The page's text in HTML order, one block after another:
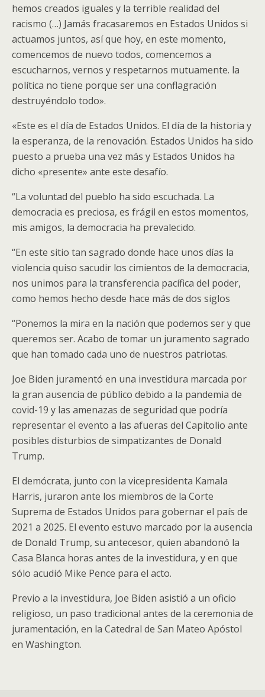
hemos creados iguales y la terrible realidad del
racismo (…) Jamás fracasaremos en Estados Unidos si
actuamos juntos, así que hoy, en este momento,
comencemos de nuevo todos, comencemos a
escucharnos, vernos y respetarnos mutuamente. la
política no tiene porque ser una conflagración
destruyéndolo todo».
«Este es el día de Estados Unidos. El día de la historia y
la esperanza, de la renovación. Estados Unidos ha sido
puesto a prueba una vez más y Estados Unidos ha
dicho «presente» ante este desafío.
“La voluntad del pueblo ha sido escuchada. La
democracia es preciosa, es frágil en estos momentos,
mis amigos, la democracia ha prevalecido.
“En este sitio tan sagrado donde hace unos días la
violencia quiso sacudir los cimientos de la democracia,
nos unimos para la transferencia pacífica del poder,
como hemos hecho desde hace más de dos siglos
“Ponemos la mira en la nación que podemos ser y que
queremos ser. Acabo de tomar un juramento sagrado
que han tomado cada uno de nuestros patriotas.
Joe Biden juramentó en una investidura marcada por
la gran ausencia de público debido a la pandemia de
covid-19 y las amenazas de seguridad que podría
representar el evento a las afueras del Capitolio ante
posibles disturbios de simpatizantes de Donald
Trump.
El demócrata, junto con la vicepresidenta Kamala
Harris, juraron ante los miembros de la Corte
Suprema de Estados Unidos para gobernar el país de
2021 a 2025. El evento estuvo marcado por la ausencia
de Donald Trump, su antecesor, quien abandonó la
Casa Blanca horas antes de la investidura, y en que
sólo acudió Mike Pence para el acto.
Previo a la investidura, Joe Biden asistió a un oficio
religioso, un paso tradicional antes de la ceremonia de
juramentación, en la Catedral de San Mateo Apóstol
en Washington.